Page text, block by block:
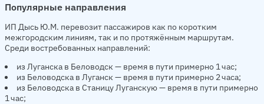
Популярные направления
ИП Дысь Ю.М. перевозит пассажиров как по коротким
межгородским линиям, так и по протяжённым маршрутам.
Среди востребованных направлений:
из Луганска в Беловодск — время в пути примерно 1 час;
из Беловодска в Луганск — время в пути примерно 2 часа;
из Беловодска в Станицу Луганскую — время в пути примерно
1 час;